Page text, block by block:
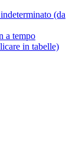
(da
a tempo
in tabelle)